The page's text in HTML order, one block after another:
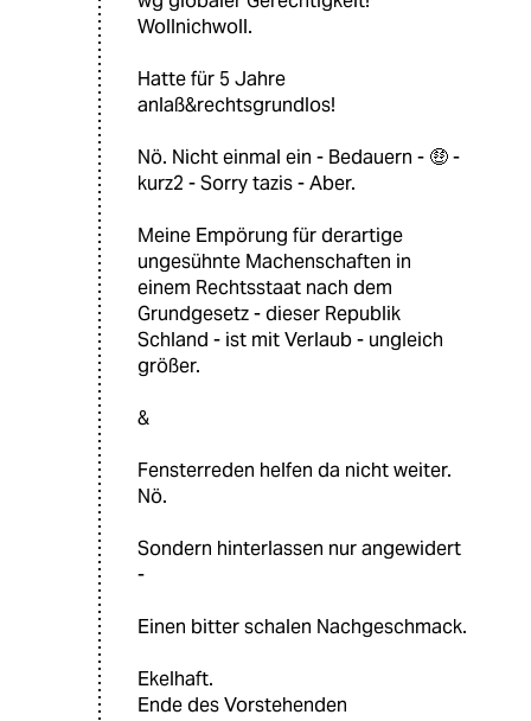
Wollnichwoll.
Hatte für 5 Jahre
anlaß&rechtsgrundlos!
Nö. Nicht einmal ein - Bedauern - 🤑 -
kurz2 - Sorry tazis - Aber.
Meine Empörung für derartige
ungesühnte Machenschaften in
einem Rechtsstaat nach dem
Grundgesetz - dieser Republik
Schland - ist mit Verlaub - ungleich
größer.
&
Fensterreden helfen da nicht weiter.
Nö.
Sondern hinterlassen nur angewidert
-
Einen bitter schalen Nachgeschmack.
Ekelhaft.
Ende des Vorstehenden